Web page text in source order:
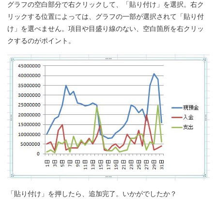
グラフの空白部分で右クリックして、「貼り付け」を選択。右ク
リックする位置によっては、グラフの一部が選択されて「貼り付
け」を選べません。項目や目盛り線のない、空白箇所を右クリッ
クするのがポイント。
「貼り付け」を押したら、追加完了。いかがでしたか？